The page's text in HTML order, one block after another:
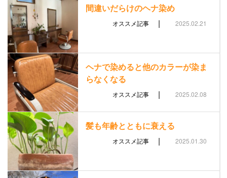
間違いだらけのヘナ染め
オススメ記事 | 2025.02.21
ヘナで染めると他のカラーが染ま
らなくなる
オススメ記事 | 2025.02.08
髪も年齢とともに衰える
オススメ記事 | 2025.01.30